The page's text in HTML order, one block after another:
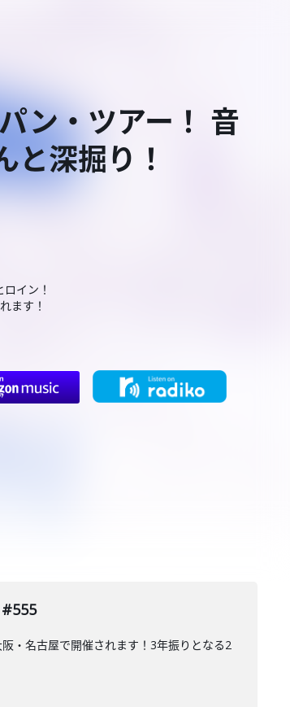
ン・ツアー！ 音
と深掘り！
イン！
ます！
・名古屋で開催されます！3年振りとなる2